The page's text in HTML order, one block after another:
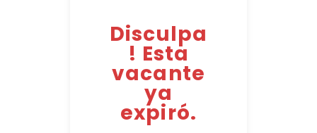
Disculpa
! Esta
vacante
ya
expiró.